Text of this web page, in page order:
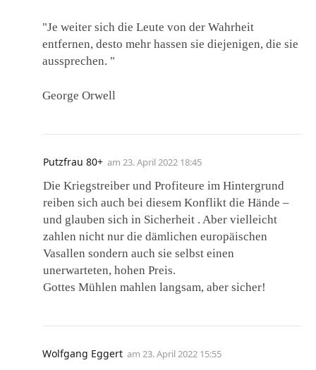
"Je weiter sich die Leute von der Wahrheit
entfernen, desto mehr hassen sie diejenigen, die sie
aussprechen. "
George Orwell
Putzfrau 80+ am 23. April 2022 18:45
Die Kriegstreiber und Profiteure im Hintergrund
reiben sich auch bei diesem Konflikt die Hände –
und glauben sich in Sicherheit . Aber vielleicht
zahlen nicht nur die dämlichen europäischen
Vasallen sondern auch sie selbst einen
unerwarteten, hohen Preis.
Gottes Mühlen mahlen langsam, aber sicher!
Wolfgang Eggert am 23. April 2022 15:55